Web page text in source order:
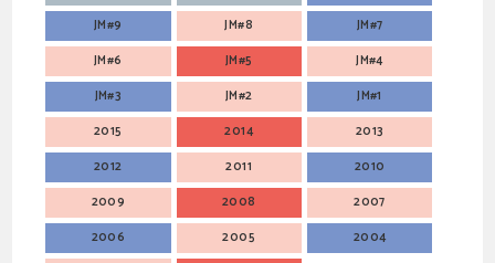
JM#9
JM#8
JM#7
JM#6
JM#5
JM#4
JM#3
JM#2
JM#1
2015
2014
2013
2012
2011
2010
2009
2008
2007
2006
2005
2004